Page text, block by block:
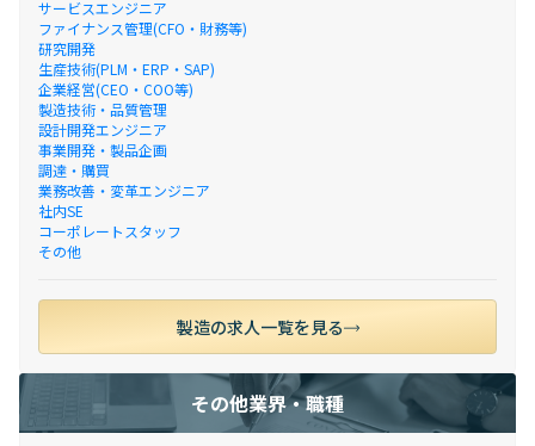
サービスエンジニア
ファイナンス管理(CFO・財務等)
研究開発
生産技術(PLM・ERP・SAP)
企業経営(CEO・COO等)
製造技術・品質管理
設計開発エンジニア
事業開発・製品企画
調達・購買
業務改善・変革エンジニア
社内SE
コーポレートスタッフ
その他
製造の求人一覧を見る
その他業界・職種